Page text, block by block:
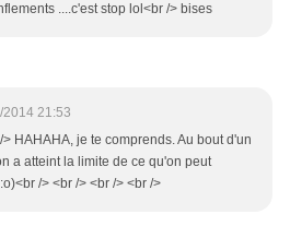
....c'est stop lol<br /> bises
2014 21:53
> HAHAHA, je te comprends. Au bout d'un
a atteint la limite de ce qu'on peut
/> <br /> <br /> <br />